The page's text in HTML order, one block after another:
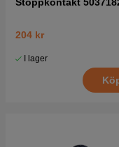
Stoppkontakt
204 kr
I lager